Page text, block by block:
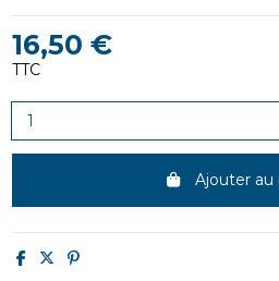
16,50 €
TTC
Ajouter au